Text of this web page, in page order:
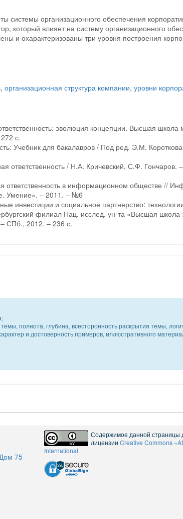
системы организационного обеспечения
который влияет на систему организационного
и охарактеризованы три уровня построения
, организационная структура компании, уровни
эволюция концепции. Высшая
с.
Учебник для бакалавров / Под ред. Э.М.
ответственность / Н.А. Кричевский, С.Ф.
ответственность в информационном обществе //
Умение». – 2011. – №6
инвестиции и социальное партнерство:
филиал Нац. исслед. ун-та «Высшая
СПб., 2012. – 236 с.
полнота, глубина, всесторонность раскрытия темы,
и достоверность примеров, иллюстративного
75
Содержимое данной страницы
лицензии Creative Commons
International